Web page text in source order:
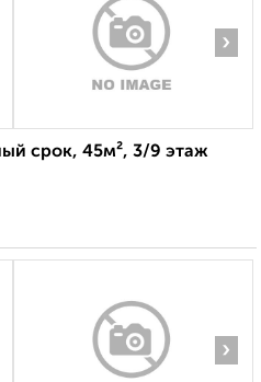
›
срок, 45м², 3/9 этаж
›